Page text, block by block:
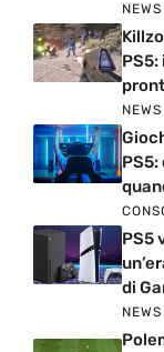
NEWS
PS5:
NEWS
PS5
di
NEWS